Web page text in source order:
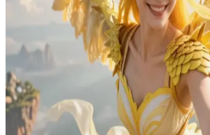
LYRA
Nàng điểu nhân của gió lém lỉnh và trung thành